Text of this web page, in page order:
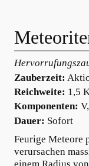
springen
Zauberzeit:
Reichweite: 1,5
Komponenten:
Dauer: Sofort
Feurige Meteore
verursachen